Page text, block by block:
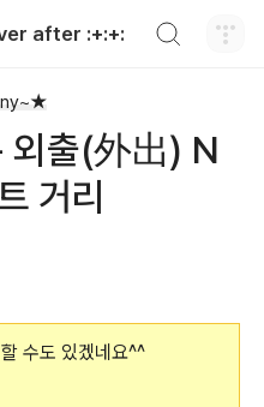
after :+:+:
출(外出) N
거리
수도 있겠네요^^